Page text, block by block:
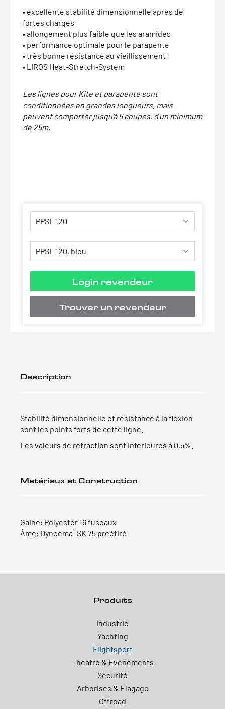
• excellente stabilité dimensionnelle après de
fortes charges
• allongement plus faible que les aramides
• performance optimale pour le parapente
• très bonne résistance au vieillissement
• LIROS Heat-Stretch-System
Les lignes pour Kite et parapente sont
conditionnées en grandes longueurs, mais
peuvent comporter jusqu‘à 6 coupes, d’un minimum
de 25m.
Login revendeur
Trouver un revendeur
Description
Stabilité dimensionnelle et résistance à la flexion
sont les points forts de cette ligne.
Les valeurs de rétraction sont inférieures à 0,5%.
Matériaux et Construction
Gaine: Polyester 16 fuseaux
Âme: Dyneema® SK 75 préétiré
Produits
Industrie
Yachting
Flightsport
Theatre & Evenements
Sécurité
Arborises & Elagage
Offroad